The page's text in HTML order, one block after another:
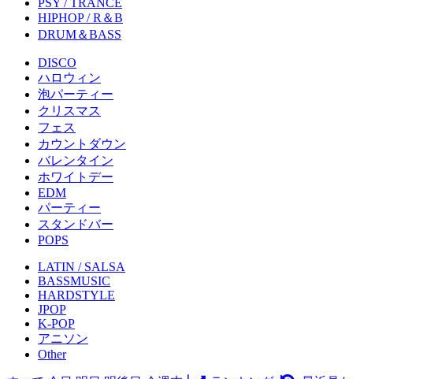
HIPHOP / R＆B
DRUM＆BASS
DISCO
ハロウィン
泡パーティー
クリスマス
フェス
カウントダウン
バレンタイン
ホワイトデー
EDM
パーティー
スタンドバー
POPS
LATIN / SALSA
BASSMUSIC
HARDSTYLE
JPOP
K-POP
アニソン
Other